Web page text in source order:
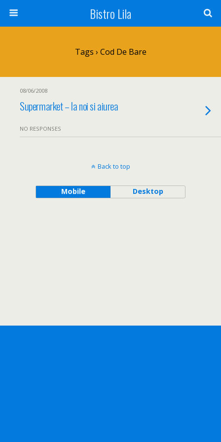
Bistro Lila
Tags › Cod De Bare
08/06/2008
Supermarket – la noi si aiurea
NO RESPONSES
Back to top
Mobile Desktop